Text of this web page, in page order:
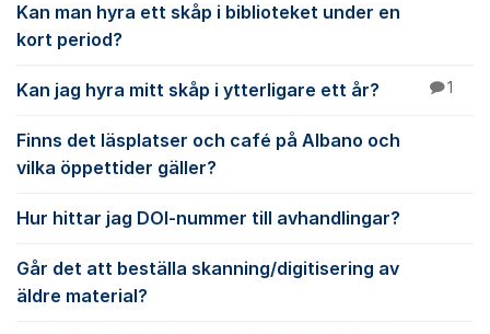
Kan man hyra ett skåp i biblioteket under en
kort period?
Kan jag hyra mitt skåp i ytterligare ett år? 1
Finns det läsplatser och café på Albano och
vilka öppettider gäller?
Hur hittar jag DOI-nummer till avhandlingar?
Går det att beställa skanning/digitisering av
äldre material?